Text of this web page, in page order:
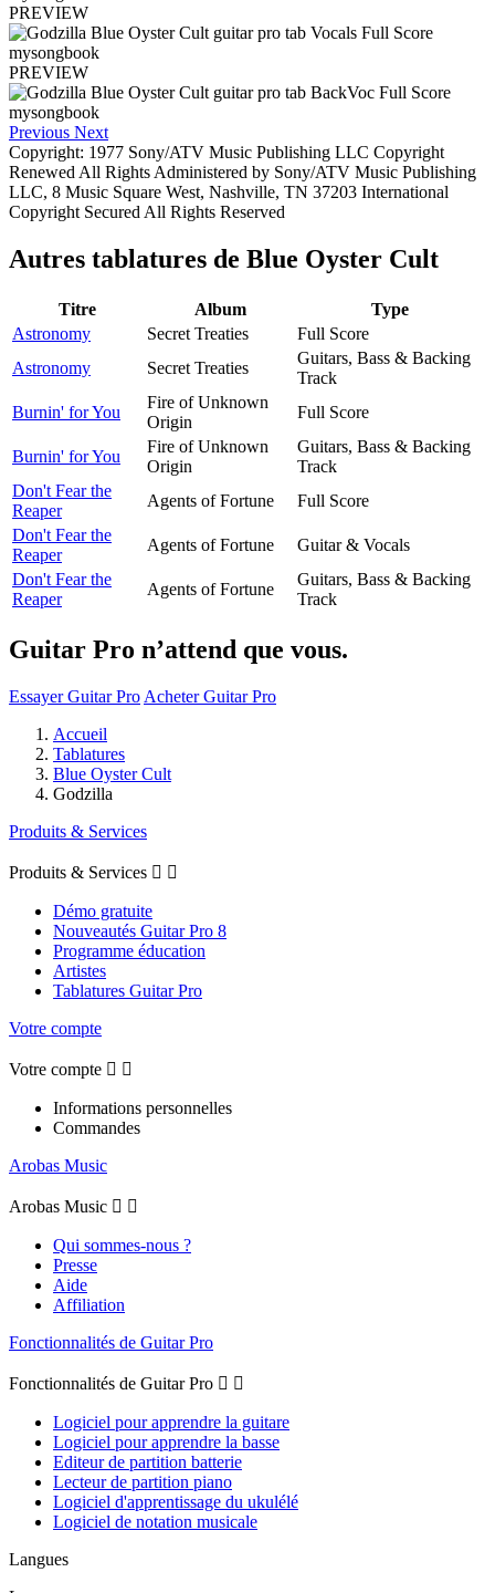
PREVIEW
PREVIEW
Previous Next
Copyright: 1977 Sony/ATV Music Publishing LLC Copyright
Renewed All Rights Administered by Sony/ATV Music Publishing
LLC, 8 Music Square West, Nashville, TN 37203 International
Copyright Secured All Rights Reserved
Autres tablatures de Blue Oyster Cult
Titre Album
Type
Astronomy
Secret Treaties
Full Score
Astronomy
Secret Treaties
Guitars, Bass & Backing
Track
Burnin' for You
Fire of Unknown
Origin
Full Score
Burnin' for You
Fire of Unknown
Origin
Guitars, Bass & Backing
Track
Don't Fear the
Reaper
Agents of Fortune
Full Score
Don't Fear the
Reaper
Agents of Fortune
Guitar & Vocals
Don't Fear the
Reaper
Agents of Fortune
Guitars, Bass & Backing
Track
Guitar Pro n’attend que vous.
Essayer Guitar Pro Acheter Guitar Pro
Accueil
Tablatures
Blue Oyster Cult
Godzilla
Produits & Services
Produits & Services  
Démo gratuite
Nouveautés Guitar Pro 8
Programme éducation
Artistes
Tablatures Guitar Pro
Votre compte
Votre compte  
Informations personnelles
Commandes
Arobas Music
Arobas Music  
Qui sommes-nous ?
Presse
Aide
Affiliation
Fonctionnalités de Guitar Pro
Fonctionnalités de Guitar Pro  
Logiciel pour apprendre la guitare
Logiciel pour apprendre la basse
Editeur de partition batterie
Lecteur de partition piano
Logiciel d'apprentissage du ukulélé
Logiciel de notation musicale
Langues